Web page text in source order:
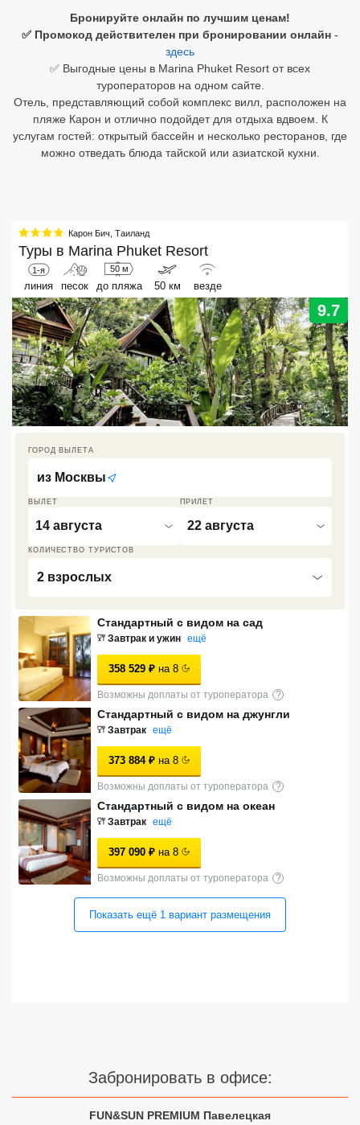
Бронируйте онлайн по лучшим ценам!
✅ Промокод действителен при бронировании онлайн -
здесь
✅ Выгодные цены в Marina Phuket Resort от всех
туроператоров на одном сайте.
Отель, представляющий собой комплекс вилл, расположен на
пляже Карон и отлично подойдет для отдыха вдвоем. К
услугам гостей: открытый бассейн и несколько ресторанов, где
можно отведать блюда тайской или азиатской кухни.
Карон Бич Таиланд
Туры в Marina Phuket Resort
1-я
линия песок
50 м
до пляжа 50 км везде
9.7
ВЫЛЕТ
14 августа
ПРИЛЕТ
22 августа
КОЛИЧЕСТВО ТУРИСТОВ
2 взрослых
ГОРОД ВЫЛЕТА
из Москвы
Стандартный с видом на сад
Завтрак и ужин ещё
358 529 ₽ на 8
Возможны доплаты от туроператора ?
Стандартный с видом на джунгли
Завтрак ещё
373 884 ₽ на 8
Возможны доплаты от туроператора ?
Стандартный с видом на океан
Завтрак ещё
397 090 ₽ на 8
Возможны доплаты от туроператора ?
Показать ещё 1 вариант размещения
Забронировать в офисе:
FUN&SUN PREMIUM Павелецкая
Египет
Бали
Вьетнам
Южный Гоа
Занзибар
Абхазия
Большой Сочи
Кав Мин Воды
Экскурсионные туры
VIP отели 5 звезд
ТОП 10 лучших отелей 5*
ТОП 10 недорогих отелей
5*
Лучшие отели 4* звезды
звезды
Лучшие отели 3* звезды
Недорогие отели 3*
звезды
Сетевые отели Турции
Сетевые отели Египта
Сетевые отели ОАЭ
Сетевые отели Таиланда
Сетевые отели Шри Ланки
Сетевые отели Вьетнама
Сетевые отели Маврикия